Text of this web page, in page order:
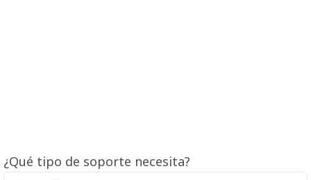
¿Qué tipo de soporte necesita?